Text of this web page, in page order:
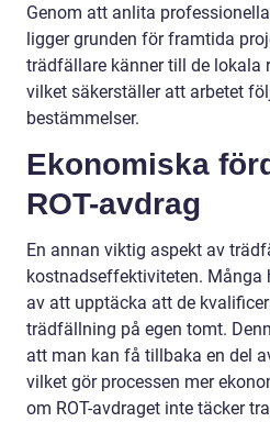
Genom att anlita
ligger grunden för framtida
trädfällare känner till de lokala
vilket säkerställer att arbetet
bestämmelser.
Ekonomiska
ROT-avdrag
En annan viktig aspekt av
kostnadseffektiviteten. Många
av att upptäcka att de
trädfällning på egen tomt.
att man kan få tillbaka en del
vilket gör processen mer
om ROT-avdraget inte täcker